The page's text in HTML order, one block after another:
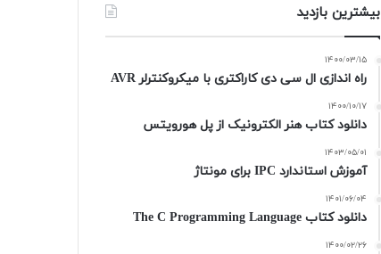
بیشترین بازدید
۱۴۰۰/۰۳/۱۵
راه اندازی ال سی دی کاراکتری با میکروکنترلر AVR
۱۴۰۰/۱۰/۱۷
دانلود کتاب هنر الکترونیک از پل هورویتس
۱۴۰۳/۰۵/۰۱
آموزش استاندارد IPC برای مونتاژ
۱۴۰۱/۰۶/۰۴
دانلود کتاب The C Programming Language
۱۴۰۰/۰۲/۲۶